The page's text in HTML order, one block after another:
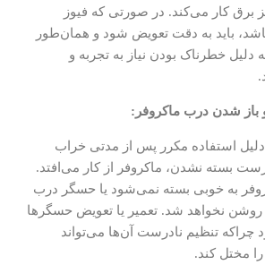
برق کار می‌کند. در صورتی که فیوز
باید به دقت تعویض شود و همان‌طور
دلیل خطرناک بودن نیاز به تجربه و
باز شدن درب ماکروفر:
استفاده مکرر پس از مدتی خراب
بسته نشدن، ماکروفر از کار می‌افتد.
به خوبی بسته نمی‌شود یا حسگر درب
نخواهد شد. تعمیر یا تعویض حسگرها
چراکه تنظیم نادرست آن‌ها می‌تواند
مختل کند.